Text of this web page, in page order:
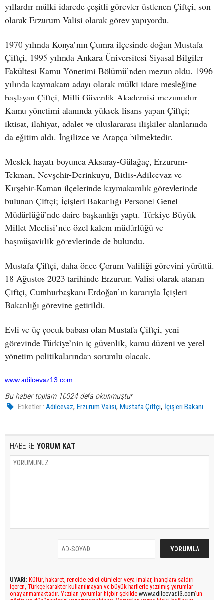
yıllardır mülki idarede çeşitli görevler üstlenen Çiftçi, son
olarak Erzurum Valisi olarak görev yapıyordu.
1970 yılında Konya’nın Çumra ilçesinde doğan Mustafa
Çiftçi, 1995 yılında Ankara Üniversitesi Siyasal Bilgiler
Fakültesi Kamu Yönetimi Bölümü’nden mezun oldu. 1996
yılında kaymakam adayı olarak mülki idare mesleğine
başlayan Çiftçi, Milli Güvenlik Akademisi mezunudur.
Kamu yönetimi alanında yüksek lisans yapan Çiftçi;
iktisat, ilahiyat, adalet ve uluslararası ilişkiler alanlarında
da eğitim aldı. İngilizce ve Arapça bilmektedir.
Meslek hayatı boyunca Aksaray-Gülağaç, Erzurum-
Tekman, Nevşehir-Derinkuyu, Bitlis-Adilcevaz ve
Kırşehir-Kaman ilçelerinde kaymakamlık görevlerinde
bulunan Çiftçi; İçişleri Bakanlığı Personel Genel
Müdürlüğü’nde daire başkanlığı yaptı. Türkiye Büyük
Millet Meclisi’nde özel kalem müdürlüğü ve
başmüşavirlik görevlerinde de bulundu.
Mustafa Çiftçi, daha önce Çorum Valiliği görevini yürüttü.
18 Ağustos 2023 tarihinde Erzurum Valisi olarak atanan
Çiftçi, Cumhurbaşkanı Erdoğan’ın kararıyla İçişleri
Bakanlığı görevine getirildi.
Evli ve üç çocuk babası olan Mustafa Çiftçi, yeni
görevinde Türkiye’nin iç güvenlik, kamu düzeni ve yerel
yönetim politikalarından sorumlu olacak.
www.adilcevaz13.com
Bu haber toplam 10024 defa okunmuştur
Etiketler : Adilcevaz,Erzurum Valisi,Mustafa Çiftçi, İçişleri Bakanı
HABERE YORUM KAT
UYARI: Küfür, hakaret, rencide edici cümleler veya imalar, inançlara saldırı
içeren, Türkçe karakter kullanılmayan ve büyük harflerle yazılmış yorumlar
onaylanmamaktadır. Yazılan yorumlar hiçbir şekilde www.adilcevaz13.com’un